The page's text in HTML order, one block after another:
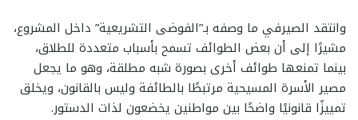
وانتقد الصيرفي ما وصفه بـ”الفوضى التشريعية” داخل المشروع،
مشيرًا إلى أن بعض الطوائف تسمح بأسباب متعددة للطلاق،
بينما تمنعها طوائف أخرى بصورة شبه مطلقة، وهو ما يجعل
مصير الأسرة المسيحية مرتبطًا بالطائفة وليس بالقانون، ويخلق
تمييزًا قانونيًا واضحًا بين مواطنين يخضعون لذات الدستور.